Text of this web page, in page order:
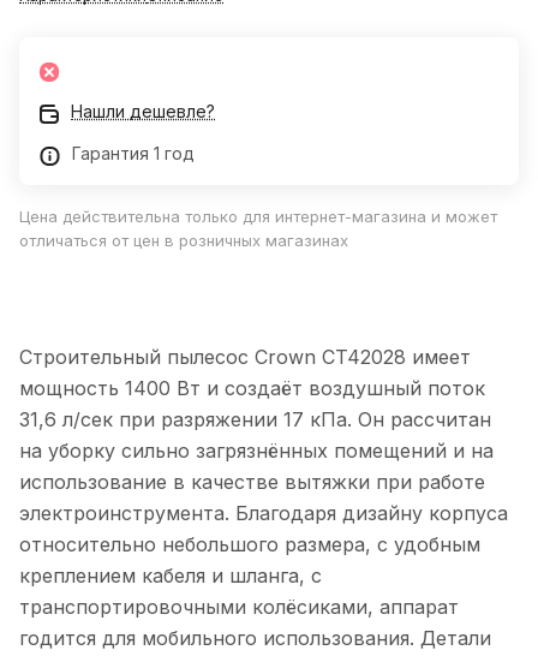
Нашли дешевле?
Гарантия 1 год
Цена действительна только для интернет-магазина и может
отличаться от цен в розничных магазинах
Строительный пылесос Crown CT42028 имеет
мощность 1400 Вт и создаёт воздушный поток
31,6 л/сек при разряжении 17 кПа. Он рассчитан
на уборку сильно загрязнённых помещений и на
использование в качестве вытяжки при работе
электроинструмента. Благодаря дизайну корпуса
относительно небольшого размера, с удобным
креплением кабеля и шланга, с
транспортировочными колёсиками, аппарат
годится для мобильного использования. Детали